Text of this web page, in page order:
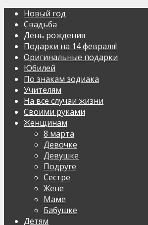
Новый год
Свадьба
День рождения
Подарки на 14 февраля!
Оригинальные подарки
Юбилей
По знакам зодиака
Учителям
На все случаи жизни
Своими руками
Женщинам
8 марта
Девочке
Девушке
Подруге
Сестре
Жене
Маме
Бабушке
Детям